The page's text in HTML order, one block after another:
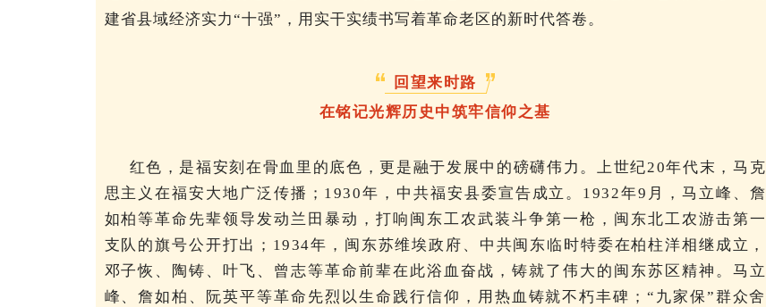
建省县域经济实力“十强”，用实干实绩书写着革命老区的新时代答卷。
回望来时路
在铭记光辉历史中筑牢信仰之基
红色，是福安刻在骨血里的底色，更是融于发展中的磅礴伟力。上世纪20年代末，马克
思主义在福安大地广泛传播；1930年，中共福安县委宣告成立。1932年9月，马立峰、詹
如柏等革命先辈领导发动兰田暴动，打响闽东工农武装斗争第一枪，闽东北工农游击第一
支队的旗号公开打出；1934年，闽东苏维埃政府、中共闽东临时特委在柏柱洋相继成立，
邓子恢、陶铸、叶飞、曾志等革命前辈在此浴血奋战，铸就了伟大的闽东苏区精神。马立
峰、詹如柏、阮英平等革命先烈以生命践行信仰，用热血铸就不朽丰碑；“九家保”群众舍